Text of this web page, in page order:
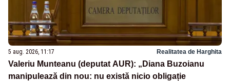
5 aug. 2026, 11:17 Realitatea de Harghita
Valeriu Munteanu (deputat AUR): „Diana Buzoianu
manipulează din nou: nu există nicio obligație